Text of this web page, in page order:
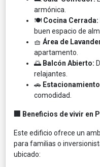
armónica.
🍽️ Cocina Cerrada:
buen espacio de
🧺 Área de
apartamento.
🌅 Balcón Abierto:
relajantes.
🚗
comodidad.
🏢 Beneficios de vivir en
Este edificio ofrece un
para familias o
ubicado: